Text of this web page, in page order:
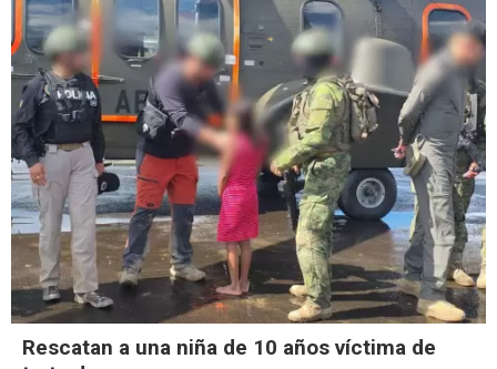
Rescatan a una niña de 10 años víctima de